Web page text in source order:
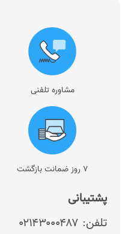
پشتیبانی
تلفن: ۰۲۱۴۳۰۰۰۴۸۷
مشاوره تلفنی
۷ روز ضمانت بازگشت